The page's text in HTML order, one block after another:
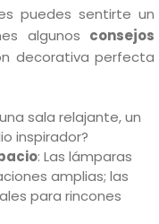
puedes sentirte un
algunos consejos
decorativa perfecta
sala relajante, un
inspirador?
: Las lámparas
amplias; las
para rincones